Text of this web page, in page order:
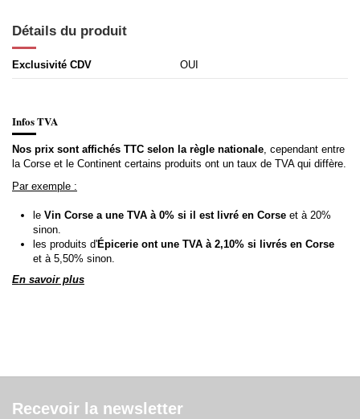
Détails du produit
Exclusivité CDV OUI
Infos TVA
Nos prix sont affichés TTC selon la règle nationale , cependant entre
la Corse et le Continent certains produits ont un taux de TVA qui diffère.
Par exemple :
le Vin Corse a une TVA à 0% si il est livré en Corse et à 20%
sinon.
les produits d'Épicerie ont une TVA à 2,10% si livrés en Corse
et à 5,50% sinon.
En savoir plus
Recevoir la newsletter